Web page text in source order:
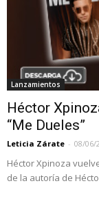
Lanzamientos
Héctor
“Me Dueles”
Leticia Zárate - 08/06/
Héctor Xpinoza
de la autoría de